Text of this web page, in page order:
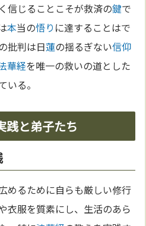
信じることこそが救済の鍵で
本当の悟り に達することはで
批判は日蓮の揺るぎない信仰
華経を唯一の救いの道とした
いる。
践と弟子たち
めるために自らも厳しい修行
衣服を質素にし、生活のあら